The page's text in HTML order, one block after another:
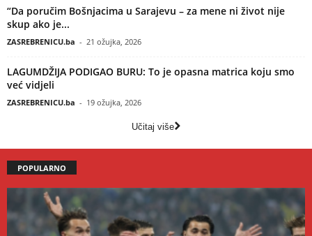
“Da poručim Bošnjacima u Sarajevu – za mene ni život nije
skup ako je...
ZASREBRENICU.ba - 21 ožujka, 2026
LAGUMDŽIJA PODIGAO BURU: To je opasna matrica koju smo
već vidjeli
ZASREBRENICU.ba - 19 ožujka, 2026
Učitaj više
POPULARNO